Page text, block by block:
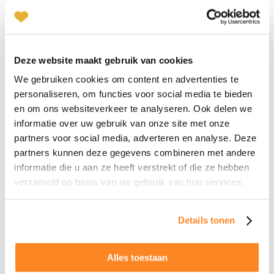
Deze website maakt gebruik van cookies
We gebruiken cookies om content en advertenties te
personaliseren, om functies voor social media te bieden
en om ons websiteverkeer te analyseren. Ook delen we
informatie over uw gebruik van onze site met onze
partners voor social media, adverteren en analyse. Deze
partners kunnen deze gegevens combineren met andere
informatie die u aan ze heeft verstrekt of die ze hebben
verzameld op basis van uw gebruik van hun services.
Details tonen
Alles toestaan
Plan een kennismaking
Bekijk onze kaart hieronder om de
dichtstbijzijnde matchmaker te vinden
Vind direct een
matchmaker bij jou in de
Vind hier de matchmaker van je regio
Emmy Rijsdijk
Dordrecht
078-2049314|email
Plan kennismaking
Renée Loeffen
Den Haag
070-2210084|email
Plan kennismaking
Inge Rebel